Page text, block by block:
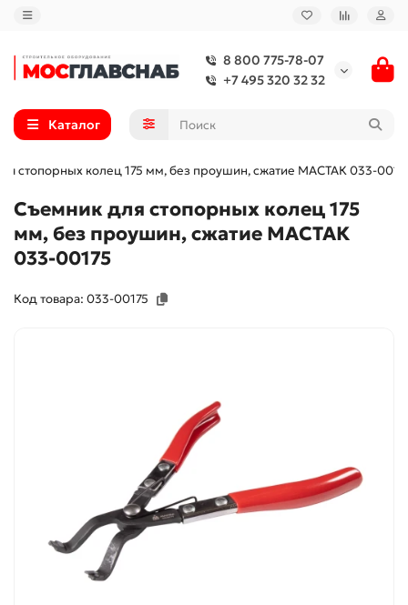
8 800 775-78-07
+7 495 320 32 32
Каталог
стопорных колец 175 мм, без проушин, сжатие МАСТАК 033-
Съемник для стопорных колец 175
мм, без проушин, сжатие МАСТАК
033-00175
Код товара: 033-00175